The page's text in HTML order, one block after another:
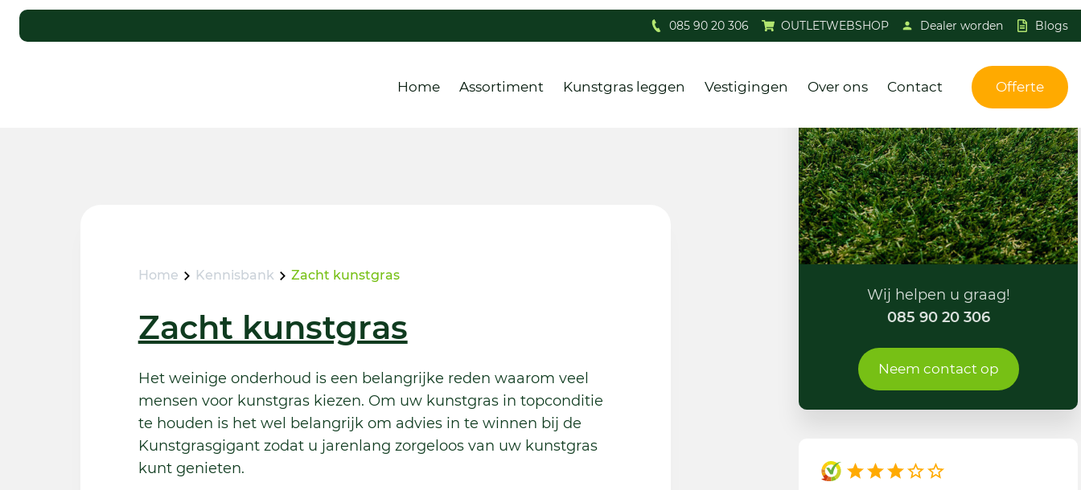
085 90 20 306 OUTLETWEBSHOP Dealer worden Blogs
Home Assortiment Kunstgras leggen Vestigingen Over ons Contact Offerte
Home Kennisbank Zacht kunstgras
Zacht kunstgras
Het weinige onderhoud is een belangrijke reden waarom veel
mensen voor kunstgras kiezen. Om uw kunstgras in topconditie
te houden is het wel belangrijk om advies in te winnen bij de
Kunstgrasgigant zodat u jarenlang zorgeloos van uw kunstgras
kunt genieten.
Wij helpen u graag!
085 90 20 306
Neem contact op